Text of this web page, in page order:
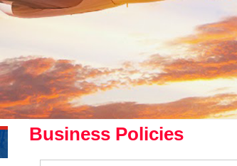
Business Policies